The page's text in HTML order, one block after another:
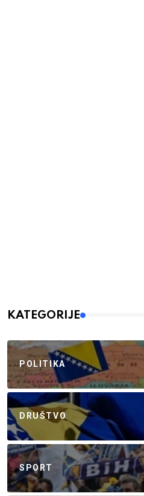
KATEGORIJE
POLITIKA
DRUŠTVO
SPORT